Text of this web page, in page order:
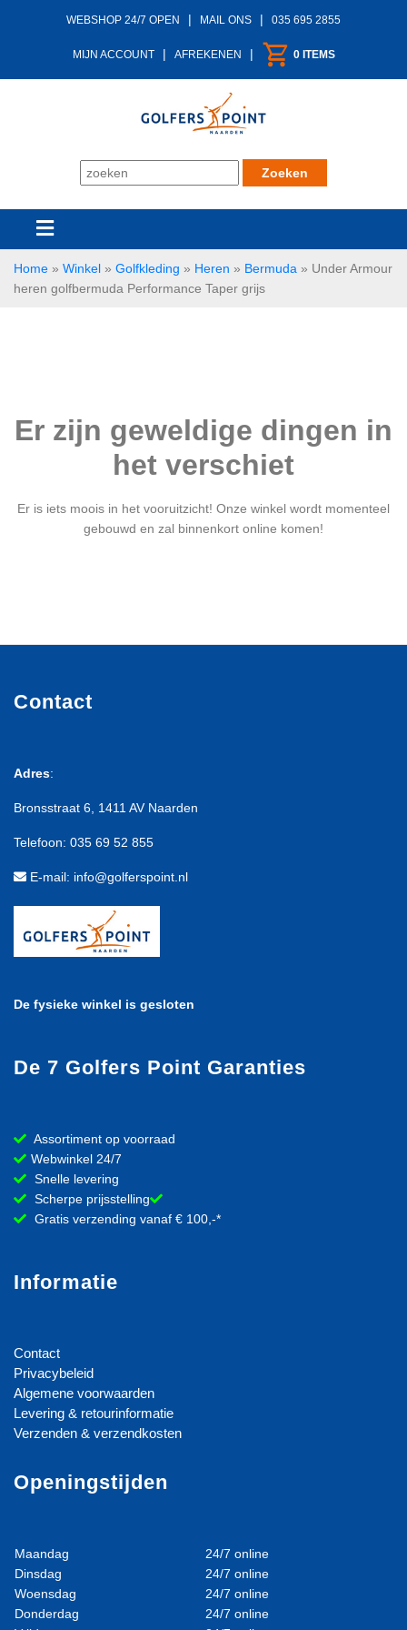
WEBSHOP 24/7 OPEN | MAIL ONS | 035 695 2855
MIJN ACCOUNT | AFREKENEN | 0 ITEMS
Home » Winkel » Golfkleding » Heren » Bermuda » Under Armour
heren golfbermuda Performance Taper grijs
Er zijn geweldige dingen in
het verschiet
Er is iets moois in het vooruitzicht! Onze winkel wordt momenteel
gebouwd en zal binnenkort online komen!
Contact
Adres:
Bronsstraat 6, 1411 AV Naarden
Telefoon: 035 69 52 855
E-mail: info@golferspoint.nl
De fysieke winkel is gesloten
De 7 Golfers Point Garanties
Assortiment op voorraad
Webwinkel 24/7
Snelle levering
Scherpe prijsstelling
Gratis verzending vanaf € 100,-*
Informatie
Contact
Privacybeleid
Algemene voorwaarden
Levering & retourinformatie
Verzenden & verzendkosten
Openingstijden
Maandag
24/7 online
Dinsdag
24/7 online
Woensdag
24/7 online
Donderdag
24/7 online